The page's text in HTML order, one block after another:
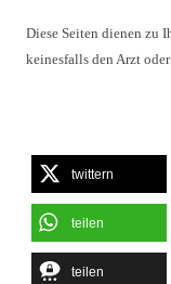
Diese Seiten dienen zu
keinesfalls den Arzt
twittern
teilen
teilen